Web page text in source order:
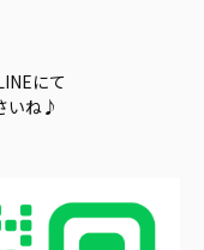
にて
いね♪